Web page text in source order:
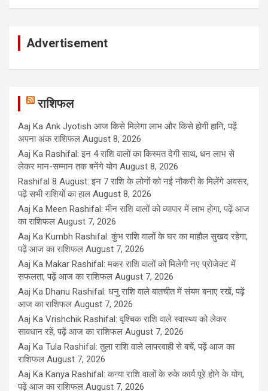
Advertisement
राशिफल
Aaj Ka Ank Jyotish आज किसे मिलेगा लाभ और किसे होगी हानि, पढ़ें
अपना अंक राशिफल August 8, 2026
Aaj Ka Rashifal: इन 4 राशि वालों का किस्मत देगी साथ, धन लाभ से
लेकर मान-सम्मान तक बनेंगे योग August 8, 2026
Rashifal 8 August: इन 7 राशि के लोगों को नई नौकरी के मिलेंगे अवसर,
पढ़ें सभी राशियों का हाल August 8, 2026
Aaj Ka Meen Rashifal: मीन राशि वालों को व्यापार में लाभ होगा, पढ़ें आज
का राशिफल August 7, 2026
Aaj Ka Kumbh Rashifal: कुंभ राशि वालों के घर का माहौल सुखद रहेगा,
पढ़ें आज का राशिफल August 7, 2026
Aaj Ka Makar Rashifal: मकर राशि वालों को मिलेगी नए प्रोजेक्ट में
सफलता, पढ़ें आज का राशिफल August 7, 2026
Aaj Ka Dhanu Rashifal: धनु राशि वाले बातचीत में संयम बनाए रखें, पढ़ें
आज का राशिफल August 7, 2026
Aaj Ka Vrishchik Rashifal: वृश्चिक राशि वाले स्वास्थ्य को लेकर
सावधान रहें, पढ़ें आज का राशिफल August 7, 2026
Aaj Ka Tula Rashifal: तुला राशि वाले लापरवाही से बचें, पढ़ें आज का
राशिफल August 7, 2026
Aaj Ka Kanya Rashifal: कन्या राशि वालों के रुके कार्य पूरे होने के योग,
पढ़ें आज का राशिफल August 7, 2026